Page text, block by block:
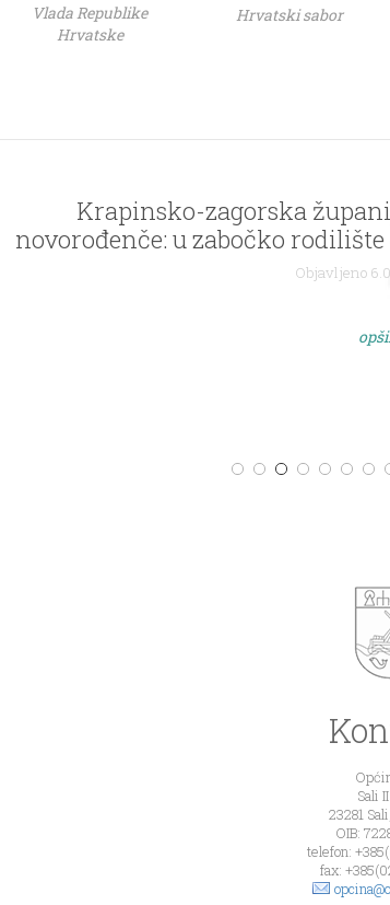
Vlada Republike
Hrvatske
Hrvatski sabor
Krapinsko-zagorska
novorođenče: u zabočko
logom Zagorje
Objavljeno
Sali
23281
OIB:
telefon:
fax: